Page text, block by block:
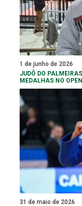
1 de junho de 2026
JUDÔ DO
MEDALHAS NO
31 de maio de 2026